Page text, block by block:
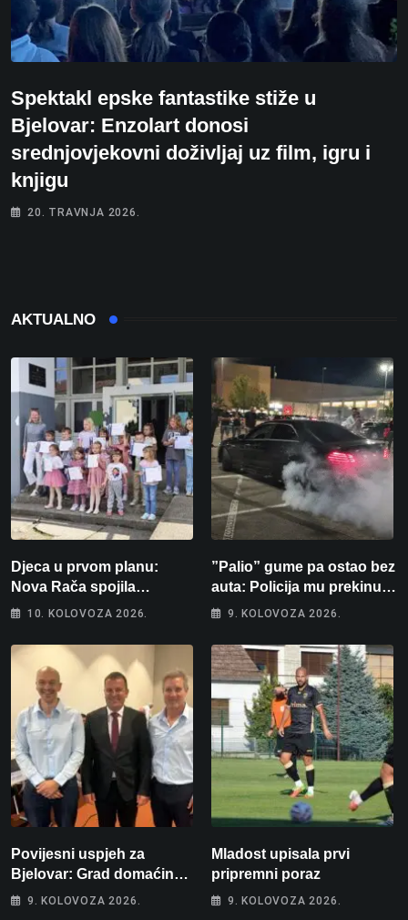
Spektakl epske fantastike stiže u
Bjelovar: Enzolart donosi
srednjovjekovni doživljaj uz film, igru i
knjigu
20. TRAVNJA 2026.
AKTUALNO
Djeca u prvom planu:
Nova Rača spojila
nogomet, programiranje,
projekt
10. KOLOVOZA 2026.
”Palio” gume pa ostao bez
auta: Policija mu prekinula
”show” na parkingu u
9. KOLOVOZA 2026.
Povijesni uspjeh za
Bjelovar: Grad domaćin
Europskog juniorskog
9. KOLOVOZA 2026.
Mladost upisala prvi
pripremni poraz
9. KOLOVOZA 2026.